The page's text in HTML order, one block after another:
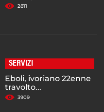
2811
SERVIZI
Eboli, ivoriano 22enne
travolto...
3909